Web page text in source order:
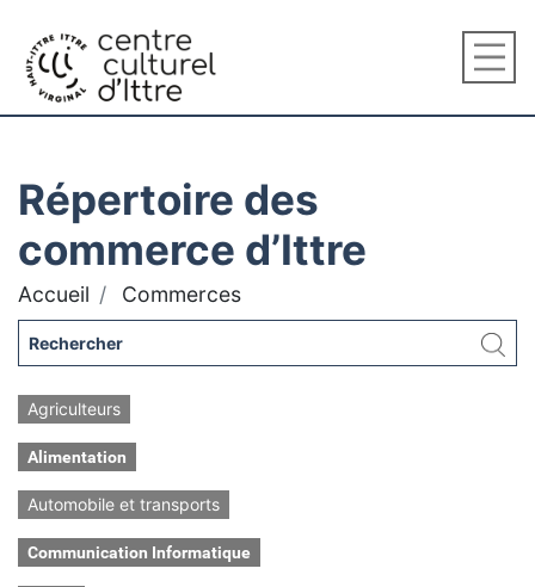
Répertoire des
commerce d’Ittre
Accueil Commerces
Agriculteurs
Alimentation
Automobile et transports
Communication Informatique